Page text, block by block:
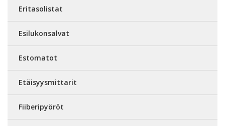
Eritasolistat
Esilukonsalvat
Estomatot
Etäisyysmittarit
Fiiberipyöröt